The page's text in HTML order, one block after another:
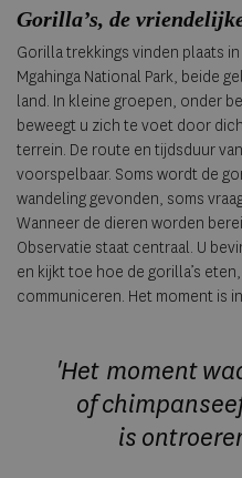
Gorilla’s, de
Gorilla trekkings vinden plaats
Mgahinga National Park, beide
land. In kleine groepen, onder
beweegt u zich te voet door
terrein. De route en tijdsduur
voorspelbaar. Soms wordt de
wandeling gevonden, soms
Wanneer de dieren worden
Observatie staat centraal. U
en kijkt toe hoe de gorilla’s
communiceren. Het moment is
'Het moment
of
is